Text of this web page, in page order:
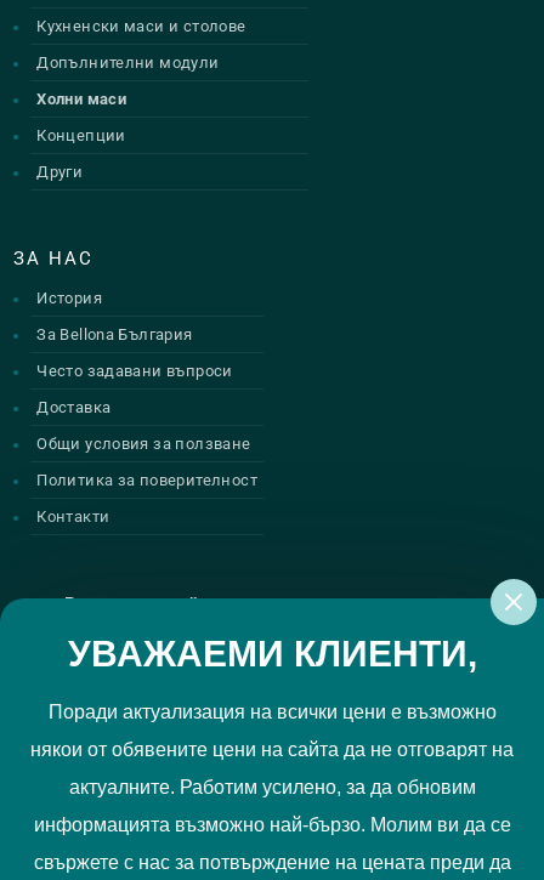
УВАЖАЕМИ КЛИЕНТИ,
Поради актуализация на всички цени е възможно
някои от обявените цени на сайта да не отговарят на
актуалните. Работим усилено, за да обновим
информацията възможно най-бързо. Молим ви да се
свържете с нас за потвърждение на цената преди да
Кухненски маси и столове
Допълнителни модули
Холни маси
Концепции
Други
ЗА НАС
История
За Bellona България
Често задавани въпроси
Доставка
Общи условия за ползване
Политика за поверителност
Контакти
Регистрирай се за нашите атрактивни
Прочетох и приемам Политиката за поверителност
РЕГИСТРИРАЙ МЕ